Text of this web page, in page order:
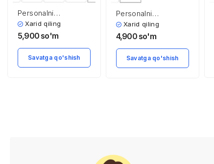
Personalni
boshqarishda
guruhlararo
Xarid qiling
5,900 so'm
Savatga qo'shish
Personalni
boshqarish
xizmatida ish yuritish
texnologiyalari
Xarid qiling
4,900 so'm
Savatga qo'shish